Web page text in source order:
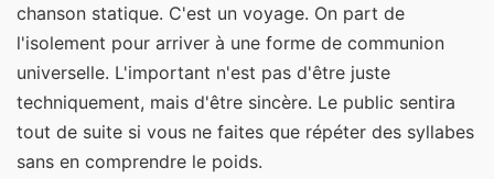
chanson statique. C'est un voyage. On part de
l'isolement pour arriver à une forme de communion
universelle. L'important n'est pas d'être juste
techniquement, mais d'être sincère. Le public sentira
tout de suite si vous ne faites que répéter des syllabes
sans en comprendre le poids.